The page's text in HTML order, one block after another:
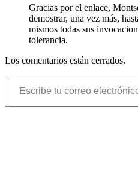
Gracias por el enlace,
demostrar, una vez más,
mismos todas sus
tolerancia.
Los comentarios están cerrados.
Escribe tu correo electrónico…